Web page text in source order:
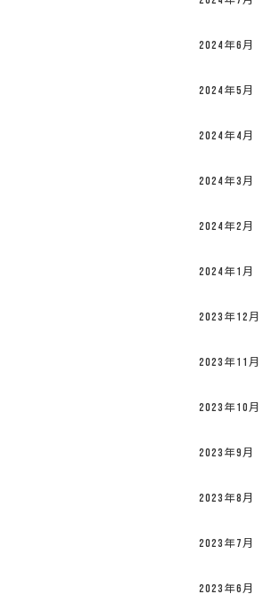
2024年6月
2024年5月
2024年4月
2024年3月
2024年2月
2024年1月
2023年12月
2023年11月
2023年10月
2023年9月
2023年8月
2023年7月
2023年6月